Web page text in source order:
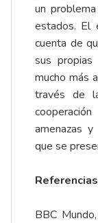
un
estados. El
cuenta de
sus propias
mucho más
través de
amenazas
que se
Referencias
BBC